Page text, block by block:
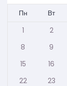
Пн
Вт
1
2
8
9
15
16
22
23